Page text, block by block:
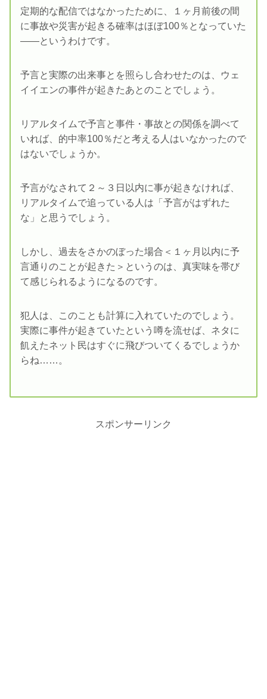
定期的な配信ではなかったために、１ヶ月前後の間
に事故や災害が起きる確率はほぼ100％となっていた
――というわけです。
予言と実際の出来事とを照らし合わせたのは、ウェ
イイエンの事件が起きたあとのことでしょう。
リアルタイムで予言と事件・事故との関係を調べて
いれば、的中率100％だと考える人はいなかったので
はないでしょうか。
予言がなされて２～３日以内に事が起きなければ、
リアルタイムで追っている人は「予言がはずれた
な」と思うでしょう。
しかし、過去をさかのぼった場合＜１ヶ月以内に予
言通りのことが起きた＞というのは、真実味を帯び
て感じられるようになるのです。
犯人は、このことも計算に入れていたのでしょう。
実際に事件が起きていたという噂を流せば、ネタに
飢えたネット民はすぐに飛びついてくるでしょうか
らね……。
スポンサーリンク